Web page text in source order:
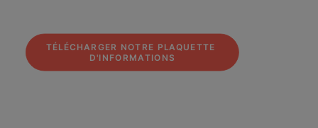
TÉLÉCHARGER NOTRE PLAQUETTE
D'INFORMATIONS